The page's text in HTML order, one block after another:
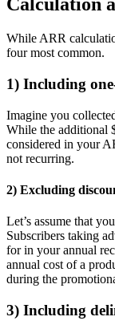
While ARR
four most common.
1) Including
Imagine you
While the additional
considered in your
not recurring.
2) Excluding
Let’s assume that
Subscribers taking
for in your annual
annual cost of a
during the
3) Including